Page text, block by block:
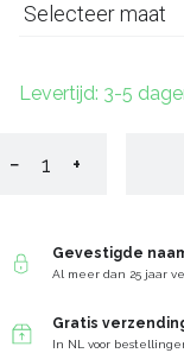
Selecteer maat
Levertijd: 3-5
− +
Gevestigde
Al meer dan 25 jaar
Gratis
In NL voor